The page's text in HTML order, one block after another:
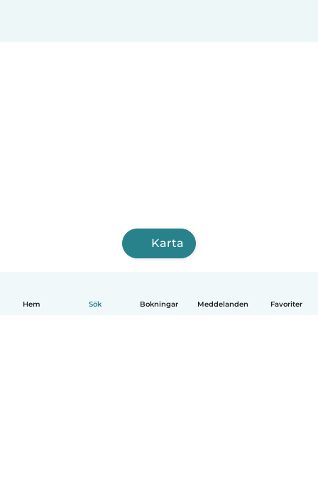
Hem Sök Bokningar Meddelanden Favoriter
Karta